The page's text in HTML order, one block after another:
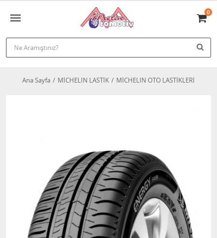
0
Ana Sayfa MİCHELIN LASTİK MİCHELIN OTO LASTİKLERİ